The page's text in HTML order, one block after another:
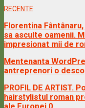
RECENTE
Florentina
sa asculte oamenii.
impresionat mii de
Mentenanta
antreprenori o
PROFIL DE ARTIST.
hairstylistul roman